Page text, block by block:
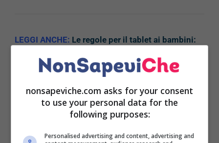
LEGGI ANCHE: Le regole per il tablet ai bambini:
Questa nuova “mania” si chiamasharentinged è un
neologismo cheindica la costante esibizione da
network.
nonsapeviche.com asks for your consent
to use your personal data for the
following purposes:
Personalised advertising and content, advertising and